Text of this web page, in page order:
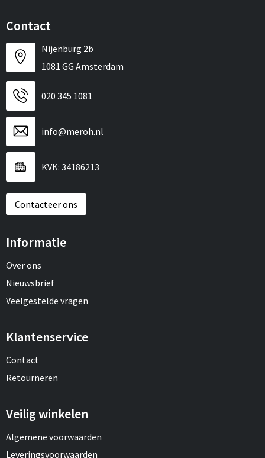
Contact
Nijenburg 2b
1081 GG Amsterdam
020 345 1081
info@meroh.nl
KVK: 34186213
Contacteer ons
Informatie
Over ons
Nieuwsbrief
Veelgestelde vragen
Klantenservice
Contact
Retourneren
Veilig winkelen
Algemene voorwaarden
Leveringsvoorwaarden